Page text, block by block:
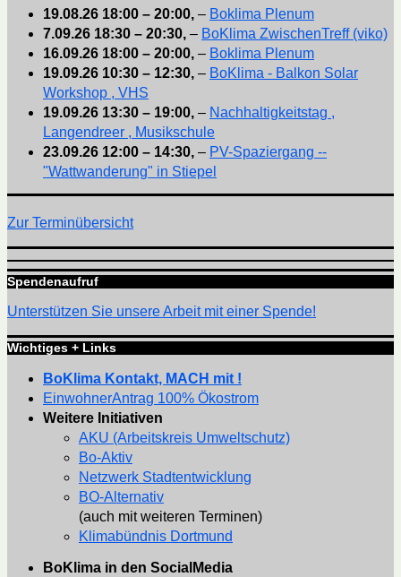
19.08.26 18:00 – 20:00, – Boklima Plenum
7.09.26 18:30 – 20:30, – BoKlima ZwischenTreff (viko)
16.09.26 18:00 – 20:00, – Boklima Plenum
19.09.26 10:30 – 12:30, – BoKlima - Balkon Solar
Workshop , VHS
19.09.26 13:30 – 19:00, – Nachhaltigkeitstag ,
Langendreer , Musikschule
23.09.26 12:00 – 14:30, – PV-Spaziergang --
"Wattwanderung" in Stiepel
Zur Terminübersicht
Spendenaufruf
Unterstützen Sie unsere Arbeit mit einer Spende!
Wichtiges + Links
BoKlima Kontakt, MACH mit !
EinwohnerAntrag 100% Ökostrom
Weitere Initiativen
AKU (Arbeitskreis Umweltschutz)
Bo-Aktiv
Netzwerk Stadtentwicklung
BO-Alternativ
(auch mit weiteren Terminen)
Klimabündnis Dortmund
BoKlima in den SocialMedia